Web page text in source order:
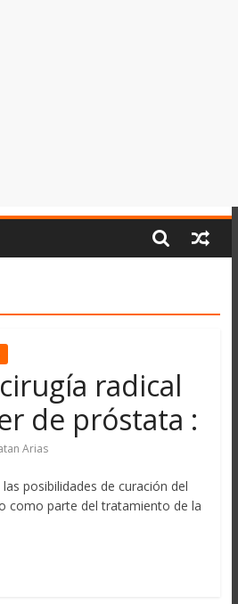
radical
de próstata :
Arias
posibilidades de curación del
como parte del tratamiento de la